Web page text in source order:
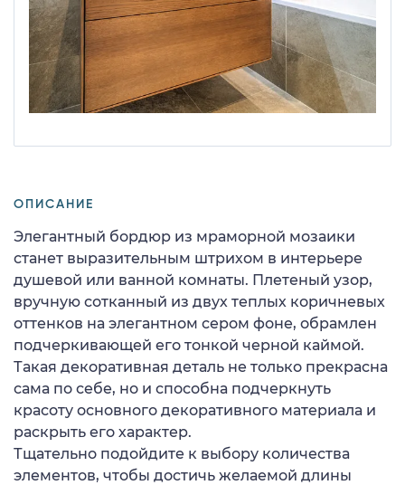
ОПИСАНИЕ
Элегантный бордюр из мраморной мозаики
станет выразительным штрихом в интерьере
душевой или ванной комнаты. Плетеный узор,
вручную сотканный из двух теплых коричневых
оттенков на элегантном сером фоне, обрамлен
подчеркивающей его тонкой черной каймой.
Такая декоративная деталь не только прекрасна
сама по себе, но и способна подчеркнуть
красоту основного декоративного материала и
раскрыть его характер.
Тщательно подойдите к выбору количества
элементов, чтобы достичь желаемой длины